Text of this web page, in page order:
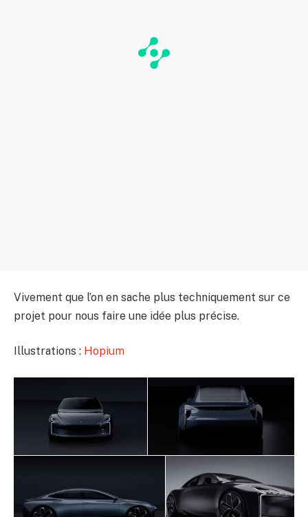
Vivement que l’on en sache plus techniquement sur ce
projet pour nous faire une idée plus précise.
Illustrations : Hopium